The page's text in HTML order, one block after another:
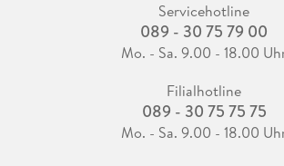
Servicehotline
089 - 30 75 79 00
Mo. - Sa. 9.00 - 18.00
Filialhotline
089 - 30 75 75 75
Mo. - Sa. 9.00 - 18.00